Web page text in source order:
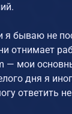
я бываю не
отнимает
— мои
дня я
ответить не